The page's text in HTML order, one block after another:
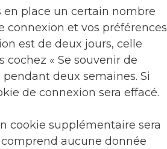
en place un certain nombre
connexion et vos préférences
est de deux jours, celle
cochez « Se souvenir de
deux semaines. Si
de connexion sera effacé.
cookie supplémentaire sera
aucune donnée